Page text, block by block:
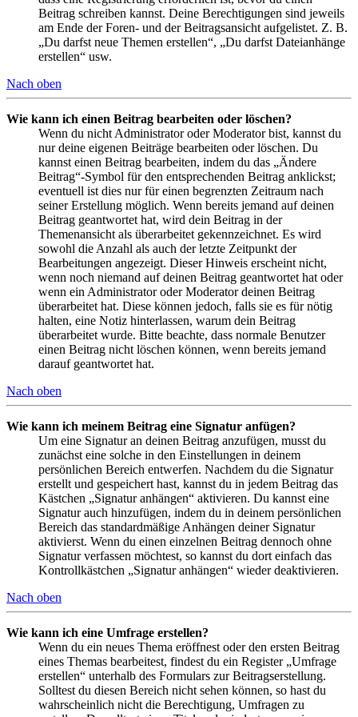
Beitrag schreiben kannst. Deine Berechtigungen sind jeweils
am Ende der Foren- und der Beitragsansicht aufgelistet. Z. B.
„Du darfst neue Themen erstellen“, „Du darfst Dateianhänge
erstellen“ usw.
Nach oben
Wie kann ich einen Beitrag bearbeiten oder löschen?
Wenn du nicht Administrator oder Moderator bist, kannst du
nur deine eigenen Beiträge bearbeiten oder löschen. Du
kannst einen Beitrag bearbeiten, indem du das „Ändere
Beitrag“-Symbol für den entsprechenden Beitrag anklickst;
eventuell ist dies nur für einen begrenzten Zeitraum nach
seiner Erstellung möglich. Wenn bereits jemand auf deinen
Beitrag geantwortet hat, wird dein Beitrag in der
Themenansicht als überarbeitet gekennzeichnet. Es wird
sowohl die Anzahl als auch der letzte Zeitpunkt der
Bearbeitungen angezeigt. Dieser Hinweis erscheint nicht,
wenn noch niemand auf deinen Beitrag geantwortet hat oder
wenn ein Administrator oder Moderator deinen Beitrag
überarbeitet hat. Diese können jedoch, falls sie es für nötig
halten, eine Notiz hinterlassen, warum dein Beitrag
überarbeitet wurde. Bitte beachte, dass normale Benutzer
einen Beitrag nicht löschen können, wenn bereits jemand
darauf geantwortet hat.
Nach oben
Wie kann ich meinem Beitrag eine Signatur anfügen?
Um eine Signatur an deinen Beitrag anzufügen, musst du
zunächst eine solche in den Einstellungen in deinem
persönlichen Bereich entwerfen. Nachdem du die Signatur
erstellt und gespeichert hast, kannst du in jedem Beitrag das
Kästchen „Signatur anhängen“ aktivieren. Du kannst eine
Signatur auch hinzufügen, indem du in deinem persönlichen
Bereich das standardmäßige Anhängen deiner Signatur
aktivierst. Wenn du einen einzelnen Beitrag dennoch ohne
Signatur verfassen möchtest, so kannst du dort einfach das
Kontrollkästchen „Signatur anhängen“ wieder deaktivieren.
Nach oben
Wie kann ich eine Umfrage erstellen?
Wenn du ein neues Thema eröffnest oder den ersten Beitrag
eines Themas bearbeitest, findest du ein Register „Umfrage
erstellen“ unterhalb des Formulars zur Beitragserstellung.
Solltest du diesen Bereich nicht sehen können, so hast du
wahrscheinlich nicht die Berechtigung, Umfragen zu